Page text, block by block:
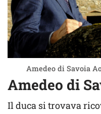
Amedeo di Savoia
Amedeo di
Il duca si trovava